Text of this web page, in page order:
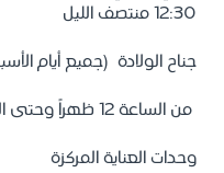
12:30 منتصف الليل
جناح الولادة (جميع أيام
من الساعة 12 ظهراً وحتى الساعة 12:00 منتصف الليل
وحدات العناية المركزة